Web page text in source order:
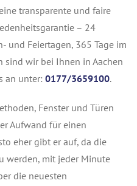
transparente und faire
– 24
und Feiertagen, 365 Tage im
sind wir bei Ihnen in Aachen
an unter: 0177/3659100.
Fenster und Türen
Aufwand für einen
eher gibt er auf, da die
werden, mit jeder Minute
die neuesten